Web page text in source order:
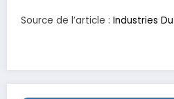
Source de l’article : Industries